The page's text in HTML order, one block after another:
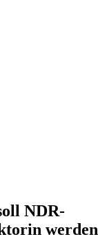
NDR-
werden